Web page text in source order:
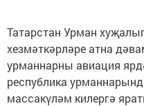
Татарстан Урман
хезмәткәрләре атна
урманнарны авиация
республика
массакүләм килергә